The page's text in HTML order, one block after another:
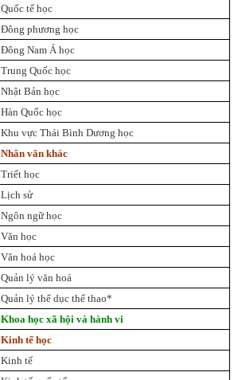
Quốc tế học
Đông phương học
Đông Nam Á học
Trung Quốc học
Nhật Bản học
Hàn Quốc học
Khu vực Thái Bình Dương học
Nhân văn khác
Triết học
Lịch sử
Ngôn ngữ học
Văn học
Văn hoá học
Quản lý văn hoá
Quản lý thể dục thể thao*
Khoa học xã hội và hành vi
Kinh tế học
Kinh tế